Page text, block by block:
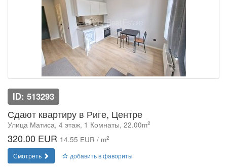
ID: 513293
Сдают квартиру в Риге, Центре
Улица Матиса, 4 этаж, 1 Комнаты, 22.00m2
320.00 EUR 14.55 EUR / m2
Смотреть добавить в фавориты